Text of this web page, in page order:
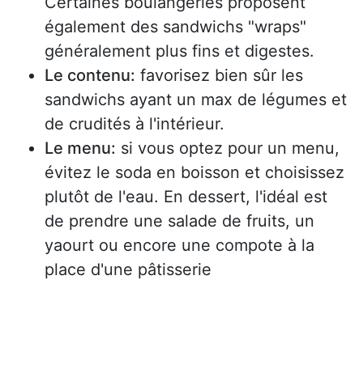
également des sandwichs "wraps"
généralement plus fins et digestes.
Le contenu: favorisez bien sûr les
sandwichs ayant un max de légumes et
de crudités à l'intérieur.
Le menu: si vous optez pour un menu,
évitez le soda en boisson et choisissez
plutôt de l'eau. En dessert, l'idéal est
de prendre une salade de fruits, un
yaourt ou encore une compote à la
place d'une pâtisserie